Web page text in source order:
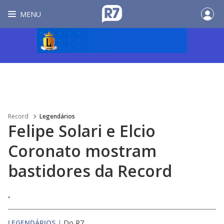
MENU
Record Legendários
Felipe Solari e Elcio
Coronato mostram
bastidores da Record
.